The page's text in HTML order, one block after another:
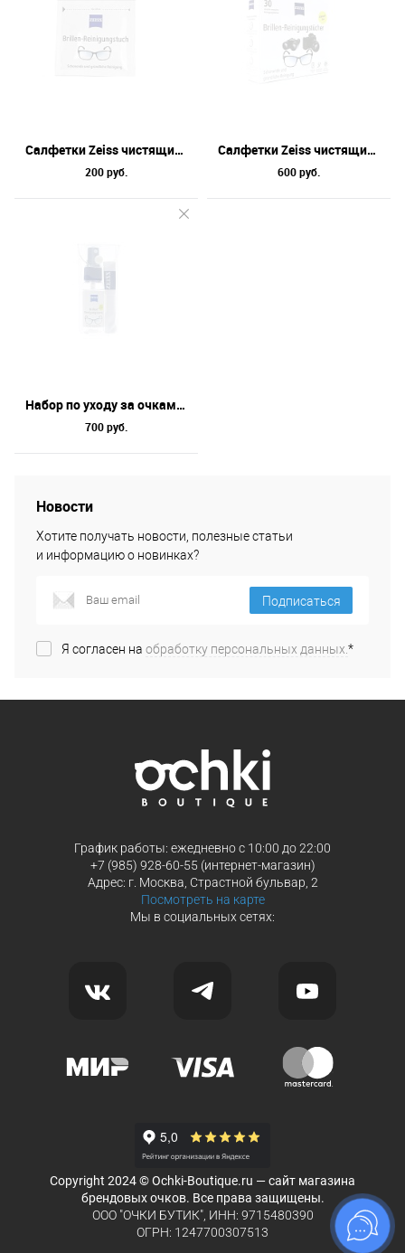
Салфетки Zeiss чистящие влажные (10)
200 руб.
Салфетки Zeiss чистящие влажные (30)
600 руб.
Набор по уходу за очками Zeiss
700 руб.
Новости
Хотите получать новости, полезные статьи
и информацию о новинках?
Подписаться
Я согласен на обработку персональных данных.*
График работы: ежедневно с 10:00 до 22:00
+7 (985) 928-60-55 (интернет-магазин)
Адрес: г. Москва, Страстной бульвар, 2
Посмотреть на карте
Мы в социальных сетях:
Copyright 2024 © Ochki-Boutique.ru — сайт магазина
брендовых очков. Все права защищены.
ООО "ОЧКИ БУТИК", ИНН: 9715480390
ОГРН: 1247700307513